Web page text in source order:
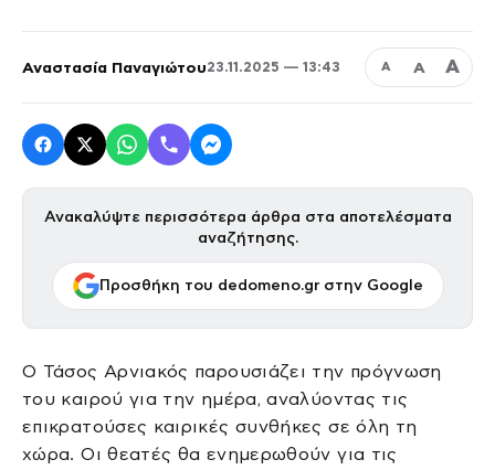
Αναστασία Παναγιώτου23.11.2025 — 13:43 Α Α Α
Ανακαλύψτε περισσότερα άρθρα στα αποτελέσματα
αναζήτησης.
Προσθήκη του dedomeno.gr στην Google
Ο Τάσος Αρνιακός παρουσιάζει την πρόγνωση
του καιρού για την ημέρα, αναλύοντας τις
επικρατούσες καιρικές συνθήκες σε όλη τη
χώρα. Οι θεατές θα ενημερωθούν για τις